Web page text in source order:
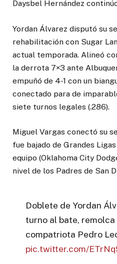
Daysbel Hernández
Yordan Álvarez disputó su
rehabilitación con Sugar
actual temporada. Alineó
la derrota 7×3 ante
empuñó de 4-1 con un
conectado para de
siete turnos legales (.286).
Miguel Vargas conectó su
fue bajado de Grandes
equipo (Oklahoma City
nivel de los Padres de San
Doblete de Yordan
turno al bate,
compatriota Pedro
pic.twitter.com/